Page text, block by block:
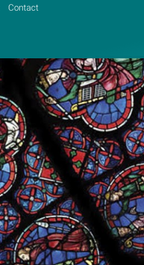
Contact